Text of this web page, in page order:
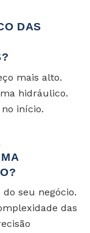
DAS
mais alto.
hidráulico.
início.
seu negócio.
das